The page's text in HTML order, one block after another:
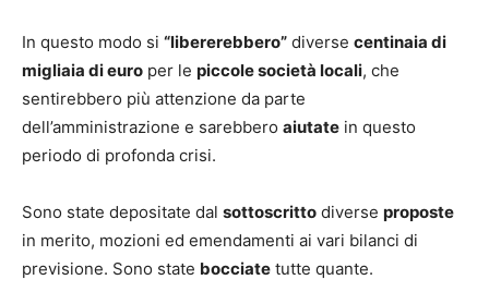
In questo modo si “libererebbero” diverse centinaia di
migliaia di euro per le piccole società locali, che
sentirebbero più attenzione da parte
dell’amministrazione e sarebbero aiutate in questo
periodo di profonda crisi.
Sono state depositate dal sottoscritto diverse proposte
in merito, mozioni ed emendamenti ai vari bilanci di
previsione. Sono state bocciate tutte quante.